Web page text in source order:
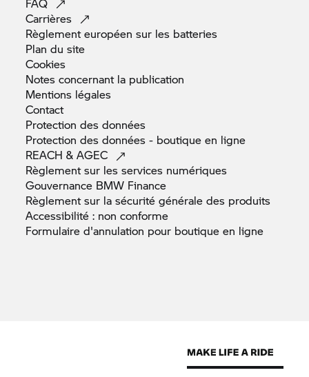
Carrières
Règlement européen sur les batteries
Plan dusite
Cookies
Notes concernant la publication
Mentions légales
Contact
Protection desdonnées
Protection des données - boutique en ligne
REACH &AGEC
Règlement sur les services numériques
Gouvernance BMW Finance
Règlement sur la sécurité générale des produits
Accessibilité : nonconforme
Formulaire d'annulation pour boutique en ligne